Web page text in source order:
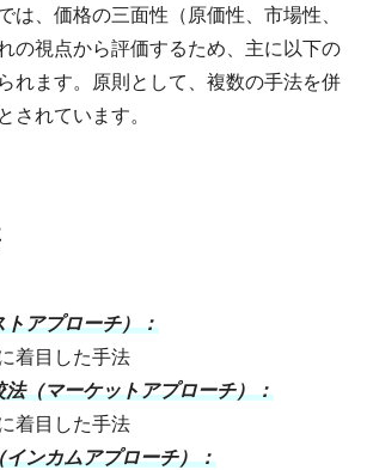
は、価格の三面性（原価性、市場性、
の視点から評価するため、主に以下の
れます。原則として、複数の手法を併
されています。
トアプローチ）：
着目した手法
法（マーケットアプローチ）：
着目した手法
インカムアプローチ）：